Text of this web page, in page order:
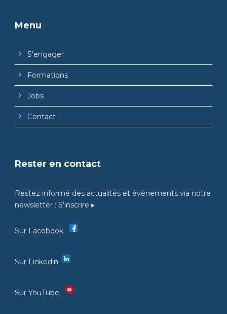
Menu
S’engager
Formations
Jobs
Contact
Rester en contact
Restez informé des actualités et évènements via notre
newsletter : S’inscrire ▸
Sur Facebook
Sur Linkedin
Sur YouTube